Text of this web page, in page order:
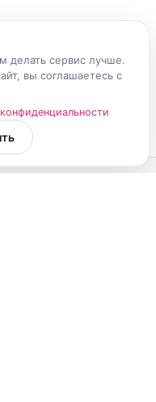
делать сервис лучше.
вы соглашаетесь с